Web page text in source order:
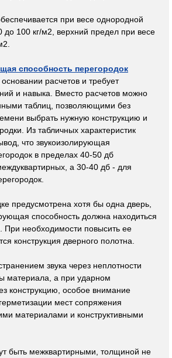
при весе однородной
до 100 кг/м2, верхний предел при весе
способность перегородок
расчетов и требует
и навыка. Вместо расчетов можно
таблиц, позволяющими без
выбрать нужную конструкцию и
Из табличных характеристик
что звукоизолирующая
в пределах 40-50 дб
а 30-40 дб - для
предусмотрена хотя бы одна дверь,
способность должна находиться
При необходимости повысить ее
конструкция дверного полотна.
звука через неплотности
материала, а при ударном
конструкцию, особое внимание
мест сопряжения
материалами и конструктивными
быть межквартирными, толщиной не